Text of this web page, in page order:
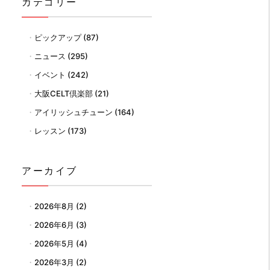
ピックアップ(87)
ニュース (295)
イベント (242)
大阪CELT倶楽部 (21)
アイリッシュチューン (164)
レッスン (173)
アーカイブ
2026年8月 (2)
2026年6月 (3)
2026年5月 (4)
2026年3月 (2)